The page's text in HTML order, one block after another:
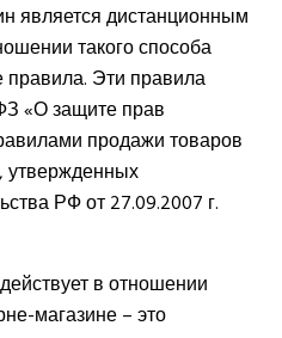
является дистанционным
такого способа
Эти правила
«О защите прав
продажи товаров
утвержденных
РФ от 27.09.2007 г.
в отношении
магазине – это